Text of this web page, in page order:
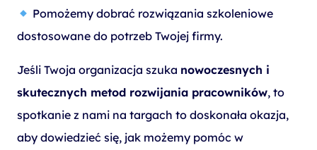
Pomożemy dobrać rozwiązania szkoleniowe
dostosowane do potrzeb Twojej firmy.
Jeśli Twoja organizacja szuka nowoczesnych i
skutecznych metod rozwijania pracowników, to
spotkanie z nami na targach to doskonała okazja,
aby dowiedzieć się, jak możemy pomóc w